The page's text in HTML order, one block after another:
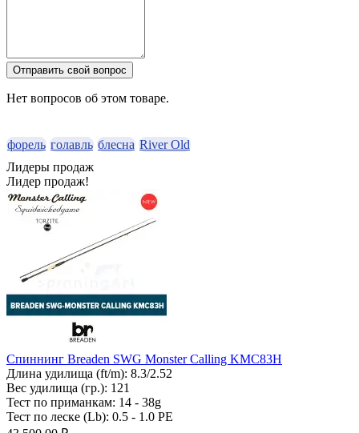
Отправить свой вопрос
Нет вопросов об этом товаре.
форель голавль блесна River Old
Лидеры продаж
Лидер продаж!
Спиннинг Breaden SWG Monster Calling KMC83H
Длина удилища (ft/m): 8.3/2.52
Вес удилища (гр.): 121
Тест по приманкам: 14 - 38g
Тест по леске (Lb): 0.5 - 1.0 PE